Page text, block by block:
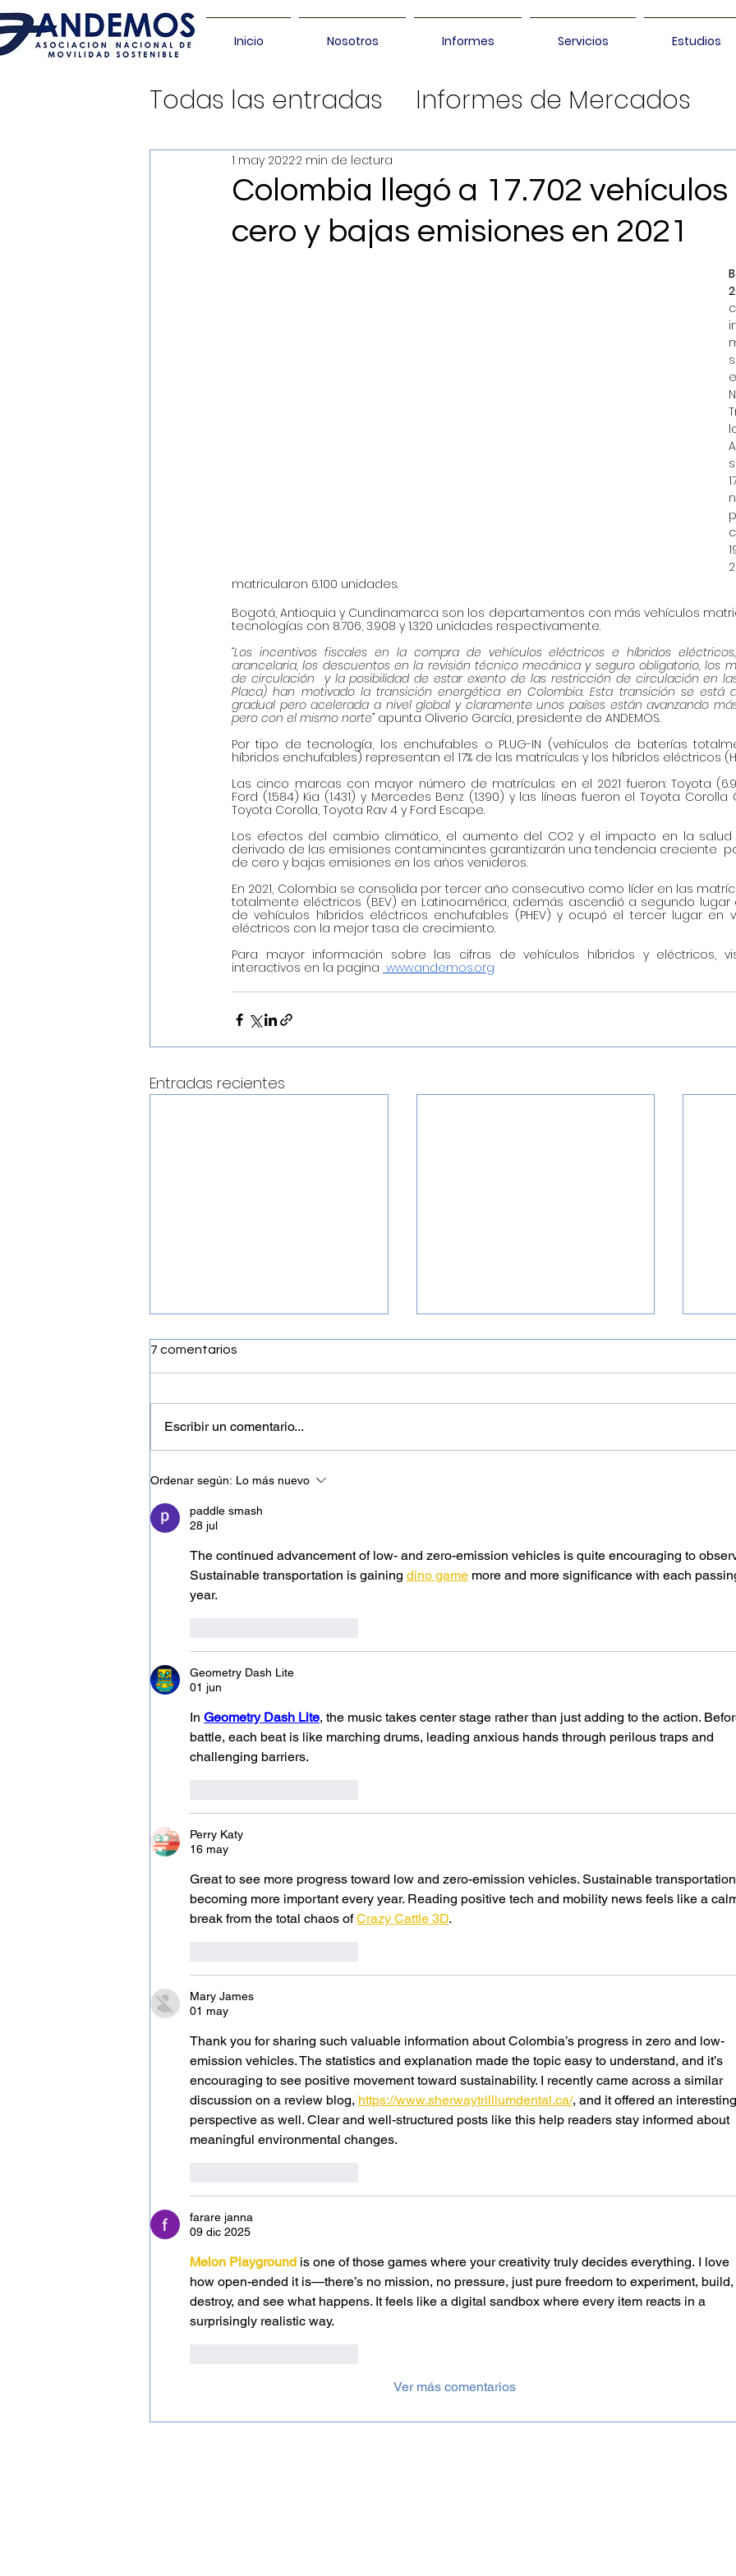
Inicio Nosotros Informes Servicios Estudios
Todas las entradas Informes de Mercados
Colombia llegó a 17.702 vehículos
cero y bajas emisiones en 2021
1 may 20222 min de lectura
matricularon 6.100 unidades.
Bogotá, Antioquia y Cundinamarca son los departamentos con más vehículos
tecnologías con 8.706, 3.908 y 1.320 unidades respectivamente.
“Los incentivos fiscales en la compra de vehículos eléctricos e híbridos
arancelaria, los descuentos en la revisión técnico mecánica y seguro obligatorio, los
de circulación  y la posibilidad de estar exento de las restricción de circulación en
Placa) han motivado la transición energética en Colombia. Esta transición se está
gradual pero acelerada a nivel global y claramente unos países están avanzando
pero con el mismo norte” apunta Oliverio García, presidente de ANDEMOS.
Por tipo de tecnología, los enchufables o PLUG-IN (vehículos de baterías
híbridos enchufables) representan el 17% de las matrículas y los híbridos eléctricos
Las cinco marcas con mayor número de matrículas en el 2021 fueron: Toyota
Ford (1.584) Kia (1.431) y Mercedes Benz (1.390) y las líneas fueron el Toyota Corolla
Toyota Corolla, Toyota Rav 4 y Ford Escape.
Los efectos del cambio climático, el aumento del CO2 y el impacto en la
derivado de las emisiones contaminantes garantizarán una tendencia creciente
de cero y bajas emisiones en los años venideros.
En 2021, Colombia se consolida por tercer año consecutivo como líder en las
totalmente eléctricos (BEV) en Latinoamérica, además ascendió a segundo lugar
de vehículos híbridos eléctricos enchufables (PHEV) y ocupó el tercer lugar en
eléctricos con la mejor tasa de crecimiento.
Para mayor información sobre las cifras de vehículos híbridos y eléctricos,
interactivos en la pagina www.andemos.org
Entradas recientes
ANDEMOS solicita al
Ministerio de Transporte la
pronta expedición del acto
administrativo que formalice
el aplazamiento de los
reglamentos técnicos de
seguridad vehicular
Manuel Restrepo
7 comentarios
Escribir un comentario...
Ordenar según: Lo más nuevo
paddle smash
28 jul
The continued advancement of low- and zero-emission vehicles is quite encouraging to
Sustainable transportation is gaining dino game more and more significance with each
year.
Geometry Dash Lite
01 jun
In Geometry Dash Lite, the music takes center stage rather than just adding to the action.
battle, each beat is like marching drums, leading anxious hands through perilous traps and
challenging barriers.
Perry Katy
16 may
Great to see more progress toward low and zero-emission vehicles. Sustainable
becoming more important every year. Reading positive tech and mobility news feels like a
break from the total chaos of Crazy Cattle 3D.
Mary James
01 may
Thank you for sharing such valuable information about Colombia’s progress in zero and low-
emission vehicles. The statistics and explanation made the topic easy to understand, and it’s
encouraging to see positive movement toward sustainability. I recently came across a similar
discussion on a review blog, https://www.sherwaytrilliumdental.ca/, and it offered an interesting
perspective as well. Clear and well-structured posts like this help readers stay informed about
meaningful environmental changes.
farare janna
09 dic 2025
Melon Playground is one of those games where your creativity truly decides everything. I love
how open-ended it is—there’s no mission, no pressure, just pure freedom to experiment, build,
destroy, and see what happens. It feels like a digital sandbox where every item reacts in a
surprisingly realistic way.
Ver más comentarios